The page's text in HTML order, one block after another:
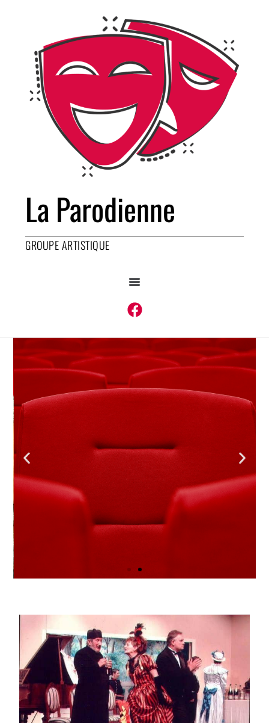
La Parodienne
GROUPE ARTISTIQUE
Prochain stage du 13 au 17 avril
2026 à l’Espace Théâtral
André Ravaud 29 ue Hector
Berlioz à Paray-le-Monial